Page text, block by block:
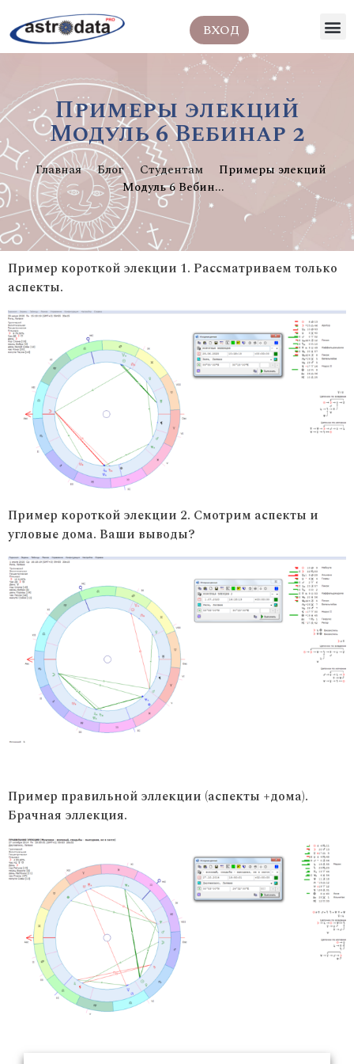
ВХОД
Примеры элекций
Модуль 6 Вебинар 2
Главная Блог Студентам
Примеры элекций
Модуль 6 Вебин...
Пример короткой элекции 1. Рассматриваем только
аспекты.
Пример короткой элекции 2. Смотрим аспекты и
угловые дома. Ваши выводы?
Пример правильной эллекции (аспекты +дома).
Брачная эллекция.